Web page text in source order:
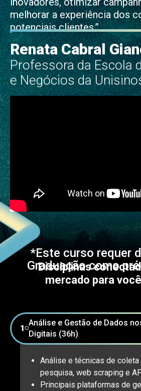
melhorar a experiência dos
potenciais clientes.”
Renata Cabral
Professora da Escola
e Negócios da
*Este curso requer
Graduação como
Disciplinas
mercado para
1 ⚪
Análise e Gestão de Dados
Digitais (36h)
Análise e técnicas de coleta
pesquisa, web scraping e
Principais plataformas de